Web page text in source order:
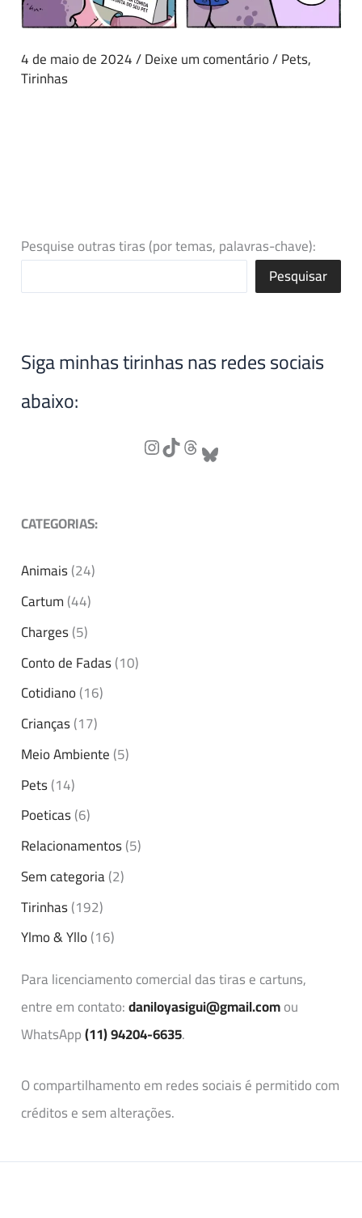
4 de maio de 2024/Deixe um comentário/Pets,
Tirinhas
Pesquise outras tiras (por temas, palavras-chave):
Pesquisar
Siga minhas tirinhas nas redes sociais
abaixo:
CATEGORIAS:
Animais(24)
Cartum(44)
Charges(5)
Conto de Fadas(10)
Cotidiano(16)
Crianças(17)
Meio Ambiente(5)
Pets(14)
Poeticas(6)
Relacionamentos(5)
Sem categoria(2)
Tirinhas(192)
Ylmo & Yllo(16)
Para licenciamento comercial das tiras e cartuns,
entre em contato:daniloyasigui@gmail.comou
WhatsApp(11) 94204-6635.
O compartilhamento em redes sociais é permitido com
créditos e sem alterações.